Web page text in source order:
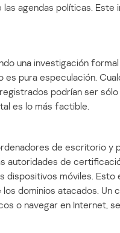
agendas políticas.
una investigación
es pura especulación.
podrían ser sólo
es lo más factible.
de escritorio y
autoridades de
dispositivos móviles.
dominios atacados. Un
o navegar en Internet,